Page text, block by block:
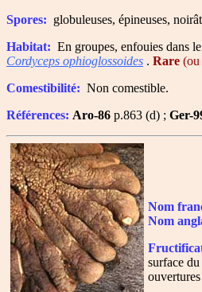
Spores: globuleuses, épineuses,
Habitat: En groupes, enfouies dans
Cordyceps ophioglossoides . Rare (ou
Comestibilité: Non comestible.
Références: Aro-86 p.863 (d) ; Ger-
Nom
Nom
surface